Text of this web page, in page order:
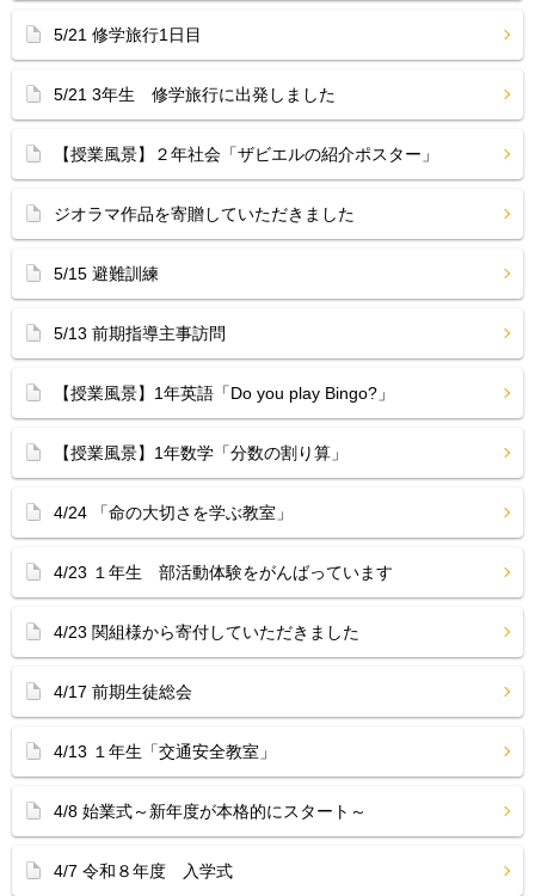
5/21 修学旅行1日目
5/21 3年生 修学旅行に出発しました
【授業風景】２年社会「ザビエルの紹介ポスター」
ジオラマ作品を寄贈していただきました
5/15 避難訓練
5/13 前期指導主事訪問
【授業風景】1年英語「Do you play Bingo?」
【授業風景】1年数学「分数の割り算」
4/24 「命の大切さを学ぶ教室」
4/23 １年生 部活動体験をがんばっています
4/23 関組様から寄付していただきました
4/17 前期生徒総会
4/13 １年生「交通安全教室」
4/8 始業式～新年度が本格的にスタート～
4/7 令和８年度 入学式